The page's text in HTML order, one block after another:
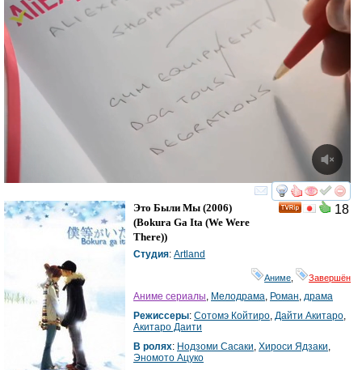
смотреть
18
Это Были Мы (2006)
(Bokura Ga Ita (We Were
There))
Студия: Artland
Аниме Завершён
Аниме сериалы Мелодрама Роман драма
Режиссеры: Сотомэ Койтиро Дайти Акитаро
Акитаро Даити
В ролях: Нодзоми Сасаки Хироси Ядзаки
Эномото Ацуко